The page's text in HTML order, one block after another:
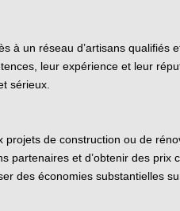
à un réseau d’artisans qualifiés
leur expérience et leur
sérieux.
de construction ou de
partenaires et d’obtenir des prix
des économies substantielles